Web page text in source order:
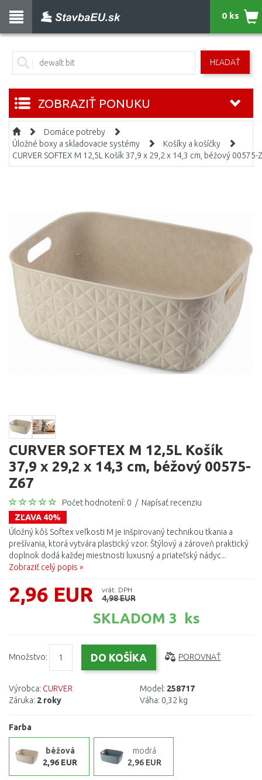
HĽADAŤ
0 ks
ZOBRAZIŤ PONUKU
Domáce potreby
Úložné boxy a skladovacie systémy
Košíky a košíčky
CURVER SOFTEX M 12,5L Košík 37,9 x 29,2 x 14,3 cm, béžový 00575-
CURVER SOFTEX M 12,5L Košík
37,9 x 29,2 x 14,3 cm, béžový 00575-
Z67
Počet hodnotení: 0 / Napísať recenziu
ZĽAVA 40%
Úložný kôš Softex veľkosti M je inšpirovaný technikou tkania a
prešívania, ktorá vytvára plastický vzor. Štýlový a zároveň praktický
doplnok dodá každej miestnosti luxusný a priateľský nádyc...
Zobraziť celý popis »
2,96 EUR vrát. DPH
4,98 EUR
SKLADOM 3 ks
Množstvo: POROVNAŤ
Výrobca: CURVER
Záruka: 2 roky
Model: 258717
Váha: 0,32 kg
Farba
béžová
2,96 EUR
modrá
2,96 EUR